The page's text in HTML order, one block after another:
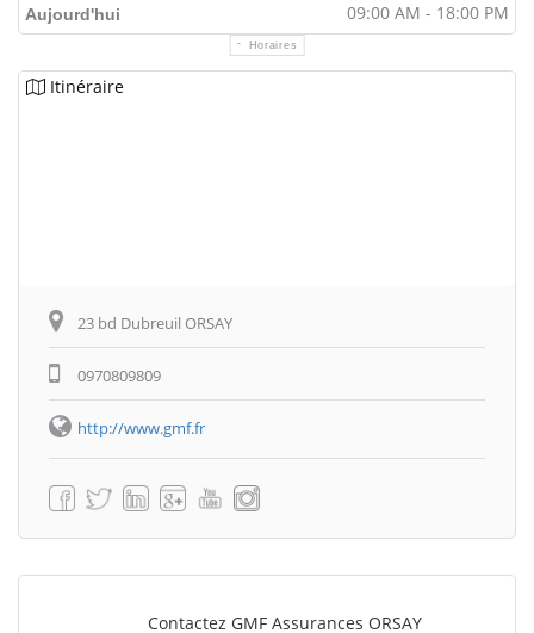
Aujourd'hui 09:00 AM - 18:00 PM
Horaires
Itinéraire
23 bd Dubreuil ORSAY
0970809809
http://www.gmf.fr
Contactez GMF Assurances ORSAY